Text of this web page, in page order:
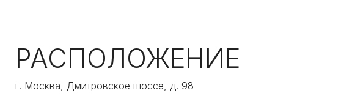
РАСПОЛОЖЕНИЕ
г. Москва, Дмитровское шоссе, д. 98